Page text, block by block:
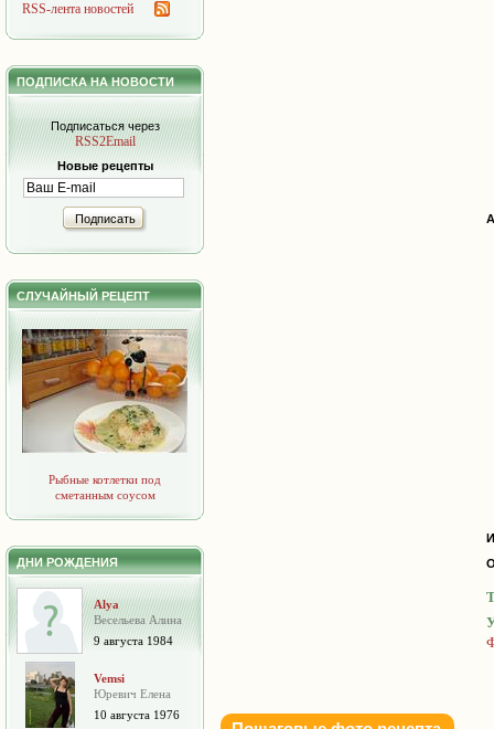
RSS-лента новостей
ПОДПИСКА НА НОВОСТИ
Подписаться через
RSS2Email
Новые рецепты
Подписать
СЛУЧАЙНЫЙ РЕЦЕПТ
Рыбные котлетки под
сметанным соусом
ДНИ РОЖДЕНИЯ
Alya
Весельева Алина
9 августа 1984
Vemsi
Юревич Елена
10 августа 1976